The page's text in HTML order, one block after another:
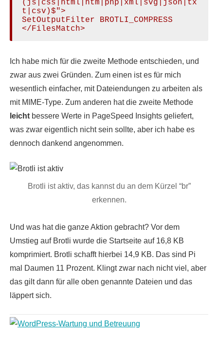
(js|css|html|htm|php|xml|svg|json|tx
t|csv)$">
SetOutputFilter BROTLI_COMPRESS
</FilesMatch>
Ich habe mich für die zweite Methode entschieden, und
zwar aus zwei Gründen. Zum einen ist es für mich
wesentlich einfacher, mit Dateiendungen zu arbeiten als
mit MIME-Type. Zum anderen hat die zweite Methode
leicht bessere Werte in PageSpeed Insights geliefert,
was zwar eigentlich nicht sein sollte, aber ich habe es
dennoch dankend angenommen.
Brotli ist aktiv, das kannst du an dem Kürzel “br”
erkennen.
Und was hat die ganze Aktion gebracht? Vor dem
Umstieg auf Brotli wurde die Startseite auf 16,8 KB
komprimiert. Brotli schafft hierbei 14,9 KB. Das sind Pi
mal Daumen 11 Prozent. Klingt zwar nach nicht viel, aber
das gilt dann für alle oben genannte Dateien und das
läppert sich.